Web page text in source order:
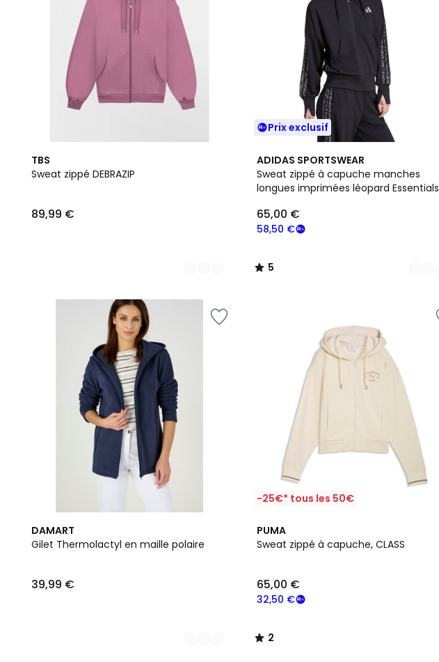
TBS
Sweat zippé DEBRAZIP
89,99 €
3
Couleurs
Prix exclusif
ADIDAS SPORTSWEAR
Sweat zippé à capuche manches
longues imprimées léopard Essentials
58,50 €
65,00 €
5
/
5
3
Couleurs
5
/
DAMART
Gilet Thermolactyl en maille polaire
39,99 €
2
Couleurs
-25€* tous les 50€
PUMA
Sweat zippé à capuche, CLASS
32,50 €
65,00 €
2
/
2
/